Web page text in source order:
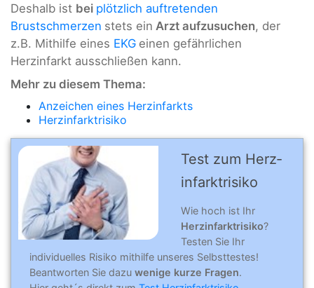
Deshalb ist bei plötzlich auftretenden
Brustschmerzen stets ein Arzt aufzusuchen, der
z.B. Mithilfe eines EKG einen gefährlichen
Herzinfarkt ausschließen kann.
Mehr zu diesem Thema:
Anzeichen eines Herzinfarkts
Herzinfarktrisiko
Test zum Herz­
infarkt­risiko
Wie hoch ist Ihr
Herzinfarktrisiko?
Testen Sie Ihr
individuelles Risiko mithilfe unseres Selbsttestes!
Beantworten Sie dazu wenige kurze Fragen.